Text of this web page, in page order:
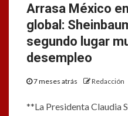
Arrasa México
global:
segundo lugar
desempleo
7 meses atrás Redacción
**La Presidenta Claudia